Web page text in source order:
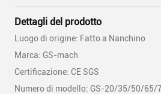
Dettagli del prodotto
Luogo di origine: Fatto a Nanchino
Marca: GS-mach
Certificazione: CE SGS
Numero di modello: GS-20/35/50/65/